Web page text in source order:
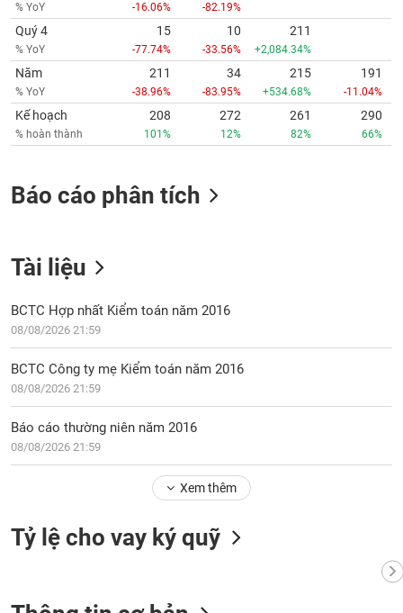
% YoY -16.06% -82.19%
Quý 4
% YoY
15
-77.74%
10
-33.56%
211
+2,084.34%
Năm
% YoY
211
-38.96%
34
-83.95%
215
+534.68%
191
-11.04%
Kế hoạch
% hoàn thành
208
101%
272
12%
261
82%
290
66%
Báo cáo phân tích
Tài liệu
BCTC Hợp nhất Kiểm toán năm 2016
08/08/2026 21:59
BCTC Công ty mẹ Kiểm toán năm 2016
08/08/2026 21:59
Báo cáo thường niên năm 2016
08/08/2026 21:59
Xem thêm
Tỷ lệ cho vay ký quỹ